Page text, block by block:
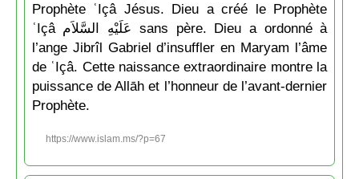
Prophète ʿIçâ Jésus. Dieu a créé le Prophète
ʿIçâ عَلَيْهِ السَّلاَم sans père. Dieu a ordonné à
l’ange Jibrîl Gabriel d’insuffler en Maryam l’âme
de ʿIçâ. Cette naissance extraordinaire montre la
puissance de Allāh et l’honneur de l’avant-dernier
Prophète.
https://www.islam.ms/?p=67